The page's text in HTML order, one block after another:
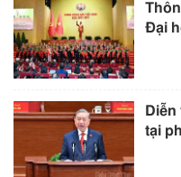
Đại
tại